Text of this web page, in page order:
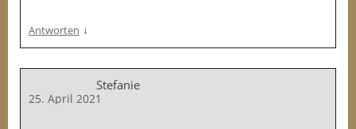
Antworten ↓
Stefanie
25. April 2021